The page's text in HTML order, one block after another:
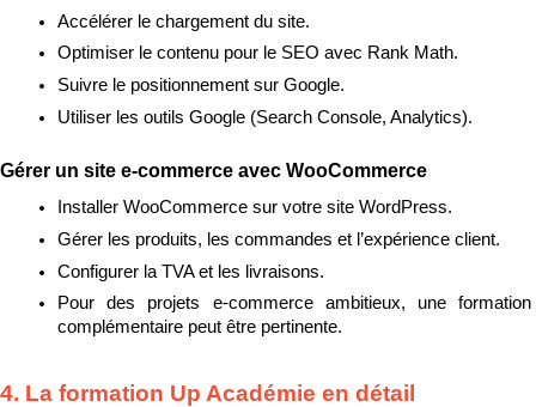
Accélérer le chargement du site.
Optimiser le contenu pour le SEO avec Rank Math.
Suivre le positionnement sur Google.
Utiliser les outils Google (Search Console, Analytics).
Gérer un site e-commerce avec WooCommerce
Installer WooCommerce sur votre site WordPress.
Gérer les produits, les commandes et l’expérience client.
Configurer la TVA et les livraisons.
Pour des projets e-commerce ambitieux, une formation
complémentaire peut être pertinente.
4. La formation Up Académie en détail